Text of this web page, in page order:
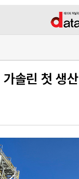
솔린 첫 생산